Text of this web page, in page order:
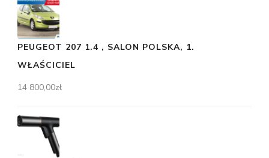
PEUGEOT 207 1.4 , SALON POLSKA, 1.
WŁAŚCICIEL
14 800,00zł